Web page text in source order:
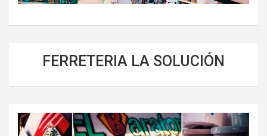
FERRETERIA LA SOLUCIÓN